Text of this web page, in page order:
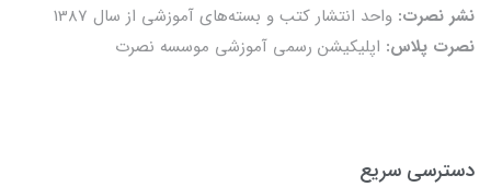
نشر نصرت: واحد انتشار کتب و بسته‌های آموزشی از سال 1387
نصرت پلاس: اپلیکیشن رسمی آموزشی موسسه نصرت
دسترسی سریع